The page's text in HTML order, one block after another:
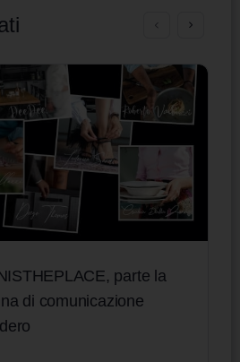
parte la
di comunicazione